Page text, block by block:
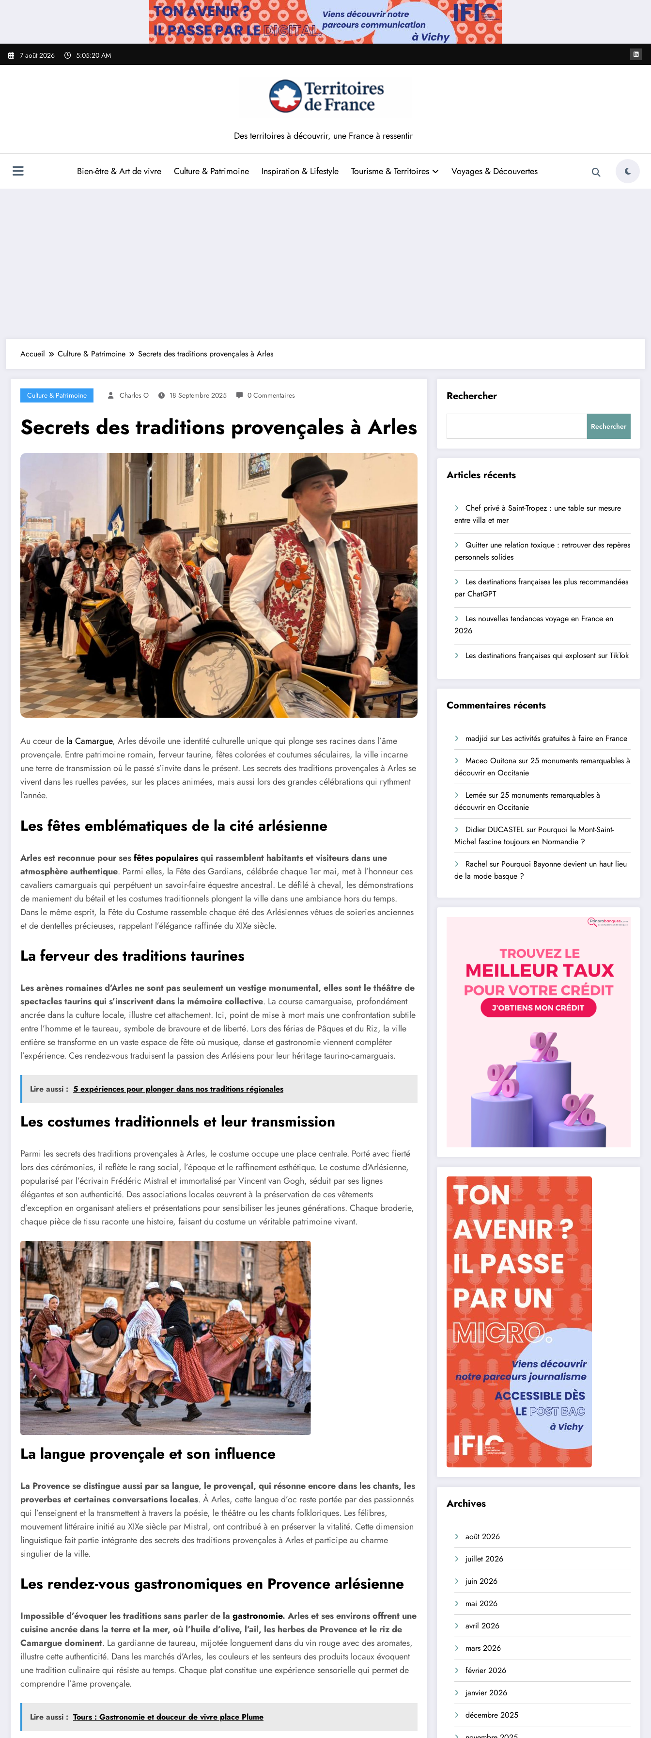
7 août 2026 5:05:21 AM
Des territoires à découvrir, une France à ressentir
Bien-être & Art de vivre Culture & Patrimoine Inspiration & Lifestyle Tourisme & Territoires Voyages & Découvertes
Accueil Culture & Patrimoine Secrets des traditions provençales à Arles
Culture & Patrimoine Charles O 18 Septembre 2025 0 Commentaires
Secrets des traditions provençales à Arles
Au cœur de la Camargue, Arles dévoile une identité culturelle unique qui plonge ses racines dans l’âme
provençale. Entre patrimoine romain, ferveur taurine, fêtes colorées et coutumes séculaires, la ville incarne
une terre de transmission où le passé s’invite dans le présent. Les secrets des traditions provençales à Arles se
vivent dans les ruelles pavées, sur les places animées, mais aussi lors des grandes célébrations qui rythment
l’année.
Les fêtes emblématiques de la cité arlésienne
Arles est reconnue pour sesfêtes populairesqui rassemblent habitants et visiteurs dans une
atmosphère authentique. Parmi elles, la Fête des Gardians, célébrée chaque 1er mai, met à l’honneur ces
cavaliers camarguais qui perpétuent un savoir-faire équestre ancestral. Le défilé à cheval, les démonstrations
de maniement du bétail et les costumes traditionnels plongent la ville dans une ambiance hors du temps.
Dans le même esprit, la Fête du Costume rassemble chaque été des Arlésiennes vêtues de soieries anciennes
et de dentelles précieuses, rappelant l’élégance raffinée du XIXe siècle.
La ferveur des traditions taurines
Les arènes romaines d’Arles ne sont pas seulement un vestige monumental, elles sont le théâtre de
spectacles taurins qui s’inscrivent dans la mémoire collective. La course camarguaise, profondément
ancrée dans la culture locale, illustre cet attachement. Ici, point de mise à mort mais une confrontation subtile
entre l’homme et le taureau, symbole de bravoure et de liberté. Lors des férias de Pâques et du Riz, la ville
entière se transforme en un vaste espace de fête où musique, danse et gastronomie viennent compléter
l’expérience. Ces rendez-vous traduisent la passion des Arlésiens pour leur héritage taurino-camarguais.
Lire aussi : 5 expériences pour plonger dans nos traditions régionales
Les costumes traditionnels et leur transmission
Parmi les secrets des traditions provençales à Arles, le costume occupe une place centrale. Porté avec fierté
lors des cérémonies, il reflète le rang social, l’époque et le raffinement esthétique. Le costume d’Arlésienne,
popularisé par l’écrivain Frédéric Mistral et immortalisé par Vincent van Gogh, séduit par ses lignes
élégantes et son authenticité. Des associations locales œuvrent à la préservation de ces vêtements
d’exception en organisant ateliers et présentations pour sensibiliser les jeunes générations. Chaque broderie,
chaque pièce de tissu raconte une histoire, faisant du costume un véritable patrimoine vivant.
La langue provençale et son influence
La Provence se distingue aussi par sa langue, le provençal, qui résonne encore dans les chants, les
proverbes et certaines conversations locales. À Arles, cette langue d’oc reste portée par des passionnés
qui l’enseignent et la transmettent à travers la poésie, le théâtre ou les chants folkloriques. Les félibres,
mouvement littéraire initié au XIXe siècle par Mistral, ont contribué à en préserver la vitalité. Cette dimension
linguistique fait partie intégrante des secrets des traditions provençales à Arles et participe au charme
singulier de la ville.
Les rendez-vous gastronomiques en Provence arlésienne
Impossible d’évoquer les traditions sans parler de la gastronomie. Arles et ses environs offrent une
cuisine ancrée dans la terre et la mer, où l’huile d’olive, l’ail, les herbes de Provence et le riz de
Camargue dominent. La gardianne de taureau, mijotée longuement dans du vin rouge avec des aromates,
illustre cette authenticité. Dans les marchés d’Arles, les couleurs et les senteurs des produits locaux évoquent
une tradition culinaire qui résiste au temps. Chaque plat constitue une expérience sensorielle qui permet de
comprendre l’âme provençale.
Lire aussi : Tours : Gastronomie et douceur de vivre place Plume
Rechercher
Rechercher
Articles récents
Chef privé à Saint-Tropez : une table sur mesure
entre villa et mer
Quitter une relation toxique : retrouver des repères
personnels solides
Les destinations françaises les plus recommandées
par ChatGPT
Les nouvelles tendances voyage en France en
2026
Les destinations françaises qui explosent sur TikTok
Commentaires récents
madjid sur Les activités gratuites à faire en France
Maceo Ouitona sur25 monuments remarquables à
découvrir en Occitanie
Lemée sur25 monuments remarquables à
découvrir en Occitanie
Didier DUCASTEL sur Pourquoi le Mont-Saint-
Michel fascine toujours en Normandie ?
Rachel sur Pourquoi Bayonne devient un haut lieu
de la mode basque ?
Archives
août 2026
juillet 2026
juin 2026
mai 2026
avril 2026
mars 2026
février 2026
janvier 2026
décembre 2025